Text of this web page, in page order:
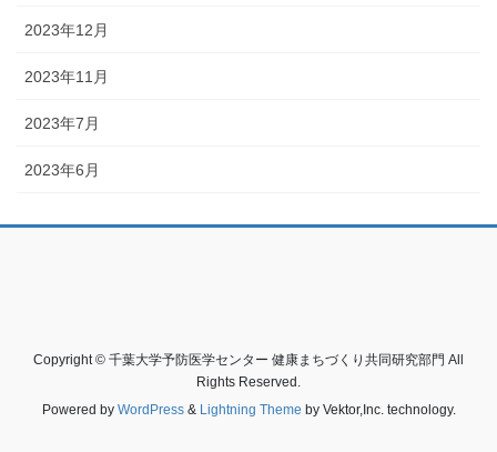
2023年12月
2023年11月
2023年7月
2023年6月
Copyright © 千葉大学予防医学センター 健康まちづくり共同研究部門 All
Rights Reserved.
Powered by WordPress& Lightning Theme by Vektor,Inc. technology.